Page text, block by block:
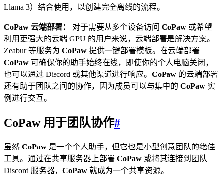
Llama 3）结合使用，以创建完全离线的流程。
CoPaw 云端部署： 对于需要从多个设备访问 CoPaw 或希望
利用更强大的云端 GPU 的用户来说，云端部署是解决方案。
Zeabur 等服务为 CoPaw 提供一键部署模板。在云端部署
CoPaw 可确保你的助手始终在线，即使你的个人电脑关闭，
也可以通过 Discord 或其他渠道进行响应。 CoPaw 的云端部署
还有助于团队之间的协作，因为成员可以与集中的 CoPaw 实
例进行交互。
CoPaw 用于团队协作#
虽然 CoPaw 是一个个人助手，但它也是小型创意团队的绝佳
工具。通过在共享服务器上部署 CoPaw 或将其连接到团队
Discord 服务器， CoPaw 就成为一个共享资源。